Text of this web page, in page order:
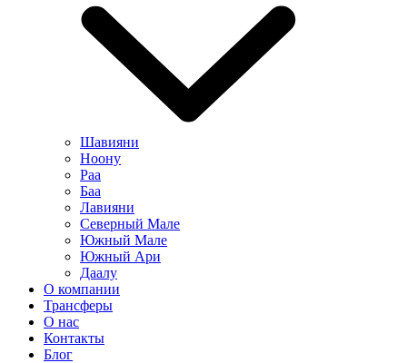
Шавияни
Ноону
Раа
Баа
Лавияни
Северный Мале
Южный Мале
Южный Ари
Даалу
О компании
Трансферы
О нас
Контакты
Блог